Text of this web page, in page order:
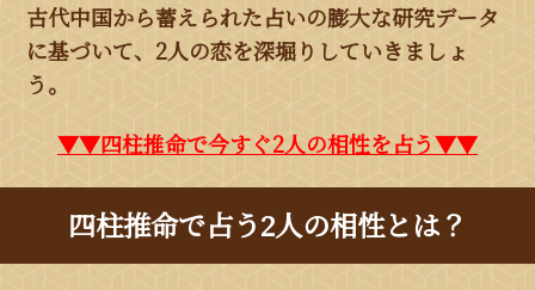
古代中国から蓄えられた占いの膨大な研究データ
に基づいて、2人の恋を深堀りしていきましょ
う。
▼▼四柱推命で今すぐ2人の相性を占う▼▼
四柱推命で占う2人の相性とは？